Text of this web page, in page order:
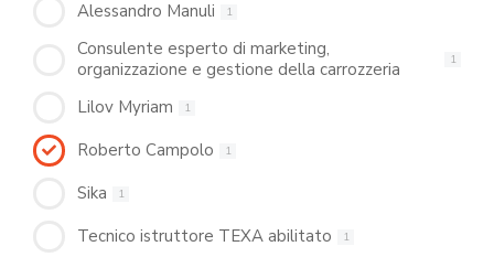
Alessandro Manuli 1
Consulente esperto di marketing,
organizzazione e gestione della carrozzeria
1
Lilov Myriam 1
Roberto Campolo 1
Sika 1
Tecnico istruttore TEXA abilitato 1